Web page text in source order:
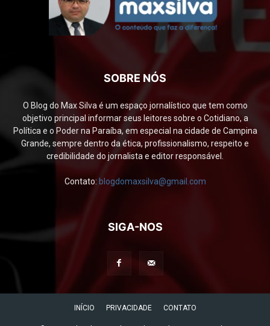
SOBRE NÓS
O Blog do Max Silva é um espaço jornalístico que tem como
objetivo principal informar seus leitores sobre o Cotidiano, a
Política e o Poder na Paraíba, em especial na cidade de Campina
Grande, sempre dentro da ética, profissionalismo, respeito e
credibilidade do jornalista e editor responsável.
Contato: blogdomaxsilva@gmail.com
SIGA-NOS
INÍCIO PRIVACIDADE CONTATO